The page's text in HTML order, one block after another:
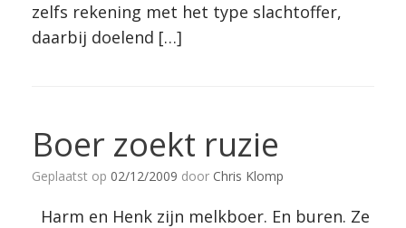
zelfs rekening met het type slachtoffer,
daarbij doelend […]
Boer zoekt ruzie
Geplaatst op 02/12/2009 door Chris Klomp
Harm en Henk zijn melkboer. En buren. Ze